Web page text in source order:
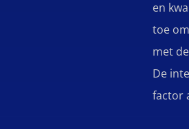
en
toe
met
De
factor